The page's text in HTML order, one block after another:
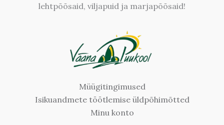
lehtpõõsaid, viljapuid ja marjapõõsaid!
Müügitingimused
Isikuandmete töötlemise üldpõhimõtted
Minu konto